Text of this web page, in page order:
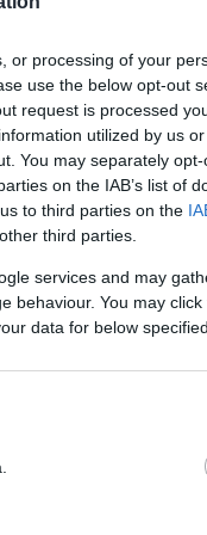
or processing of your
use the below opt-out
request is processed
utilized by us
You may separately
on the IAB’s list of
to third parties on the
third parties.
services and may
behaviour. You may
data for below
αιχμές κατά των
ρωσικών
που μπορούμε να
και αδελφή μας.
επίπεδο